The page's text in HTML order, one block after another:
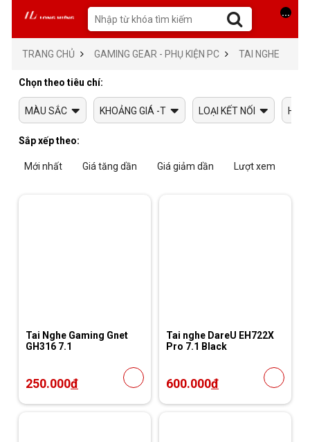
...
TRANG CHỦ GAMING GEAR - PHỤ KIỆN PC TAI NGHE
Chọn theo tiêu chí:
MÀU SẮC KHOẢNG GIÁ -T LOẠI KẾT NỐI
Sắp xếp theo:
Mới nhất Giá tăng dần Giá giảm dần Lượt xem
Tai Nghe Gaming Gnet
GH316 7.1
250.000đ
Tai nghe DareU EH722X
Pro 7.1 Black
600.000đ